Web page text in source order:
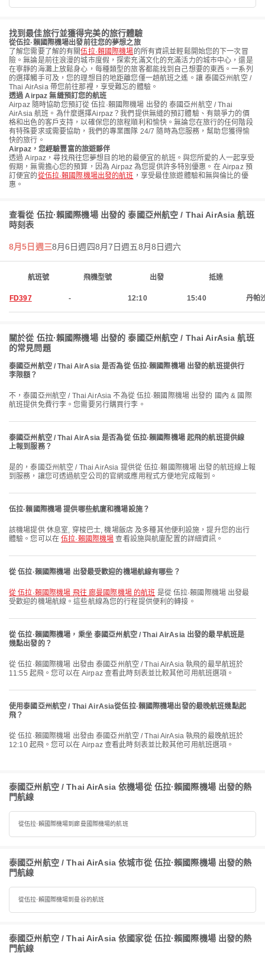
找到最佳旅行並獲得完美的旅行體驗
從伍拉·賴國際機場出發前往您的夢想之旅
了解您需要了解的有關伍拉·賴國際機場的所有資訊並輕鬆開始您的下一次冒
險。無論是前往浪漫的城市度假，探索充滿文化的充滿活力的城市中心，還是
在寧靜的海灘上放鬆身心，每種類型的旅客都能找到自己想要的東西。一系列
的選擇觸手可及，您的理想目的地距離您僅一趟航班之遙。讓 泰國亞州航空 /
Thai AirAsia 帶您前往那裡，享受難忘的體驗。
透過 Airpaz 無縫預訂您的航班
Airpaz 隨時協助您預訂從 伍拉·賴國際機場 出發的 泰國亞州航空 / Thai
AirAsia 航班。為什麼選擇Airpaz？我們提供無縫的預訂體驗、有競爭力的價
格和出色的客戶支持，以確保您的旅程順利和愉快。無論您在旅行的任何階段
有特殊要求或需要協助，我們的專業團隊 24/7 隨時為您服務，幫助您獲得愉
快的旅行。
Airpaz，您經驗豐富的旅遊夥伴
透過 Airpaz，尋找飛往您夢想目的地的最便宜的航班。與您所愛的人一起享受
假期，無需擔心您的預算，因為 Airpaz 為您提供許多特別優惠。在 Airpaz 預
訂便宜的從伍拉·賴國際機場出發的航班 ，享受最佳旅遊體驗和無與倫比的優
惠。
查看從 伍拉·賴國際機場 出發的 泰國亞州航空 / Thai AirAsia 航班
時刻表
8月5日週三8月6日週四8月7日週五8月8日週六
航班號 飛機型號 出發 抵達
FD397 - 12:10 15:40 丹帕
關於從 伍拉·賴國際機場 出發的 泰國亞州航空 / Thai AirAsia 航班
的常見問題
泰國亞州航空 / Thai AirAsia 是否為從 伍拉·賴國際機場 出發的航班提供行
李限額？
不，泰國亞州航空 / Thai AirAsia 不為從 伍拉·賴國際機場 出發的 國內 & 國際
航班提供免費行李。您需要另行購買行李。
泰國亞州航空 / Thai AirAsia 是否為從 伍拉·賴國際機場 起飛的航班提供線
上報到服務？
是的，泰國亞州航空 / Thai AirAsia 提供從 伍拉·賴國際機場 出發的航班線上報
到服務，讓您可透過航空公司的官網或應用程式方便地完成報到。
伍拉·賴國際機場 提供哪些航廈和機場設施？
該機場提供 休息室, 穿梭巴士, 機場飯店 及多種其他便利設施，提升您的出行
體驗。您可以在伍拉·賴國際機場 查看設施與航廈配置的詳細資訊。
從 伍拉·賴國際機場 出發最受歡迎的機場航線有哪些？
從 伍拉·賴國際機場 飛往 廊曼國際機場 的航班 是從 伍拉·賴國際機場 出發最
受歡迎的機場航線。這些航線為您的行程提供便利的轉接。
從 伍拉·賴國際機場，乘坐 泰國亞州航空 / Thai AirAsia 出發的最早航班是
幾點出發的？
從 伍拉·賴國際機場 出發由 泰國亞州航空 / Thai AirAsia 執飛的最早航班於
11:55 起飛。您可以在 Airpaz 查看此時刻表並比較其他可用航班選項。
使用泰國亞州航空 / Thai AirAsia從伍拉·賴國際機場出發的最晚航班幾點起
飛？
從 伍拉·賴國際機場 出發由 泰國亞州航空 / Thai AirAsia 執飛的最晚航班於
12:10 起飛。您可以在 Airpaz 查看此時刻表並比較其他可用航班選項。
泰國亞州航空 / Thai AirAsia 依機場從 伍拉·賴國際機場 出發的熱
門航線
從伍拉·賴國際機場到廊曼國際機場的航班
泰國亞州航空 / Thai AirAsia 依城市從 伍拉·賴國際機場 出發的熱
門航線
從伍拉·賴國際機場到曼谷的航班
泰國亞州航空 / Thai AirAsia 依國家從 伍拉·賴國際機場 出發的熱
門航線